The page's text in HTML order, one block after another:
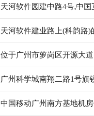
天河软件园建中路4号,中
天河软件建业路上(科韵路)
位于广州市萝岗区开源大
广州科学城南翔二路1号旗
中国移动广州南方基地机